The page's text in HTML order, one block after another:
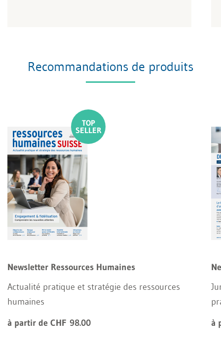
Recommandations de produits
Newsletter Ressources Humaines
Actualité pratique et stratégie des ressources
humaines
à partir de CHF 98.00
à